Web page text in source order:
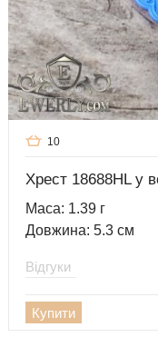
10
Хрест 18688HL у
Маса: 1.39 г
Довжина: 5.3 см
Відгуки
Купити